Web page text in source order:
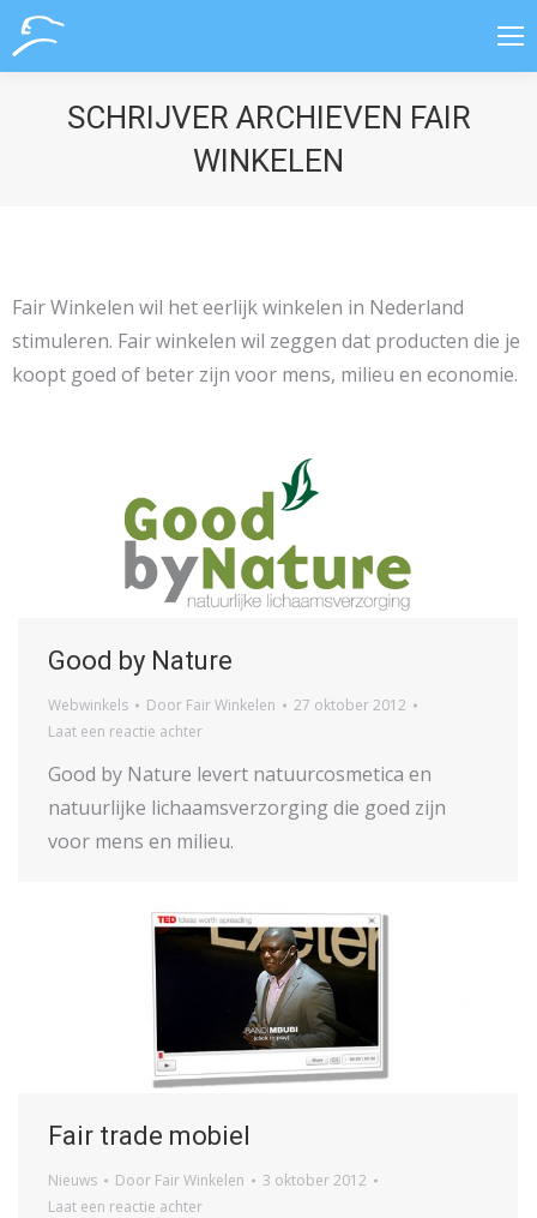
SCHRIJVER ARCHIEVEN FAIR
WINKELEN
Fair Winkelen wil het eerlijk winkelen in Nederland
stimuleren. Fair winkelen wil zeggen dat producten die je
koopt goed of beter zijn voor mens, milieu en economie.
Good by Nature
Webwinkels Door Fair Winkelen
27 oktober 2012
Laat een reactie achter
Good by Nature levert natuurcosmetica en
natuurlijke lichaamsverzorging die goed zijn
voor mens en milieu.
Fair trade mobiel
Nieuws Door Fair Winkelen
3 oktober 2012
Laat een reactie achter